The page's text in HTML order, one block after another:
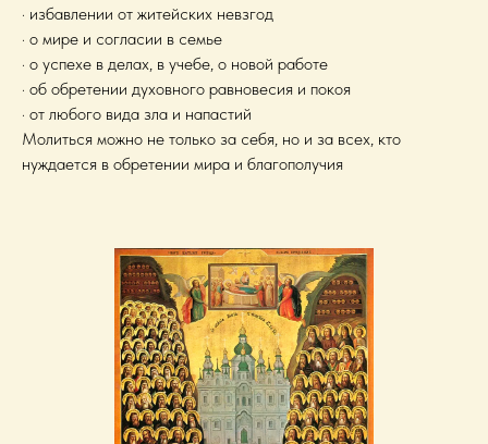
· избавлении от житейских невзгод
· о мире и согласии в семье
· о успехе в делах, в учебе, о новой работе
· об обретении духовного равновесия и покоя
· от любого вида зла и напастий
Молиться можно не только за себя, но и за всех, кто
нуждается в обретении мира и благополучия